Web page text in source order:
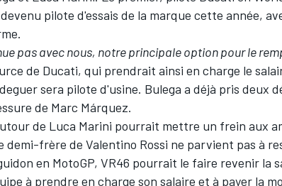
pilote d'essais de la marque cette année,
pas avec nous, notre principale option pour le
de Ducati, qui prendrait ainsi en charge le
sera pilote d'usine. Bulega a déjà pris deux
de Marc Márquez.
de Luca Marini pourrait mettre un frein aux
demi-frère de Valentino Rossi ne parvient pas à
en MotoGP, VR46 pourrait le faire revenir la
à prendre en charge son salaire et à payer la